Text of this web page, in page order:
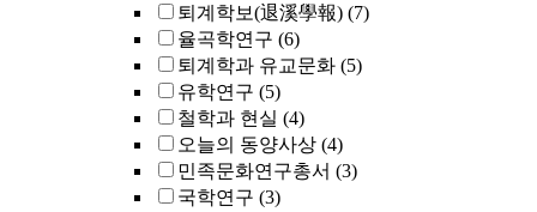
퇴계학보(退溪學報) (7)
율곡학연구 (6)
퇴계학과 유교문화 (5)
유학연구 (5)
철학과 현실 (4)
오늘의 동양사상 (4)
민족문화연구총서 (3)
국학연구 (3)